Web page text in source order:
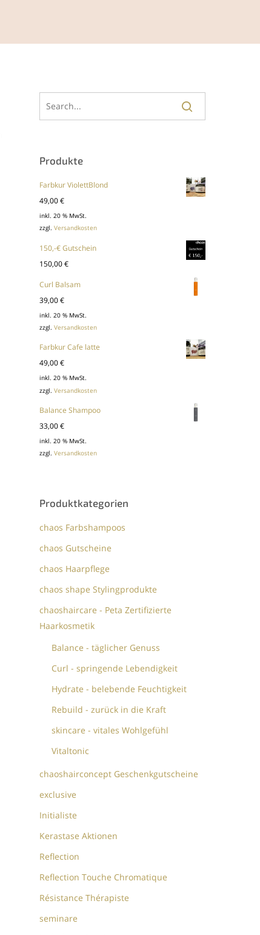
Produkte
Farbkur ViolettBlond
49,00€
inkl. 20 % MwSt.
zzgl.Versandkosten
150,-€ Gutschein
150,00€
Curl Balsam
39,00€
inkl. 20 % MwSt.
zzgl.Versandkosten
Farbkur Cafe latte
49,00€
inkl. 20 % MwSt.
zzgl.Versandkosten
Balance Shampoo
33,00€
inkl. 20 % MwSt.
zzgl.Versandkosten
Produktkategorien
chaos Farbshampoos
chaos Gutscheine
chaos Haarpflege
chaos shape Stylingprodukte
chaoshaircare - Peta Zertifizierte
Haarkosmetik
Balance - täglicher Genuss
Curl - springende Lebendigkeit
Hydrate - belebende Feuchtigkeit
Rebuild - zurück in die Kraft
skincare - vitales Wohlgefühl
Vitaltonic
chaoshairconcept Geschenkgutscheine
exclusive
Initialiste
Kerastase Aktionen
Reflection
Reflection Touche Chromatique
Résistance Thérapiste
seminare